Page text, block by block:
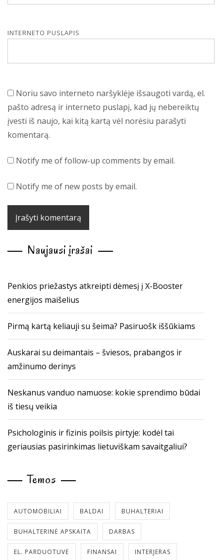
INTERNETO PUSLAPIS
Noriu savo interneto naršyklėje išsaugoti vardą, el.
pašto adresą ir interneto puslapį, kad jų nebereiktų
įvesti iš naujo, kai kitą kartą vėl norėsiu parašyti
komentarą.
Notify me of follow-up comments by email.
Notify me of new posts by email.
Naujausi įrašai
Penkios priežastys atkreipti dėmesį į X-Booster
energijos maišelius
Pirmą kartą keliauji su šeima? Pasiruošk iššūkiams
Auskarai su deimantais – šviesos, prabangos ir
amžinumo derinys
Neskanus vanduo namuose: kokie sprendimo būdai
iš tiesų veikia
Psichologinis ir fizinis poilsis pirtyje: kodėl tai
geriausias pasirinkimas lietuviškam savaitgaliui?
Temos
AUTOMOBILIAI BALDAI BUHALTERIAI
BUHALTERINĖ APSKAITA DARBAS
EL. PARDUOTUVĖ FINANSAI INTERJERAS